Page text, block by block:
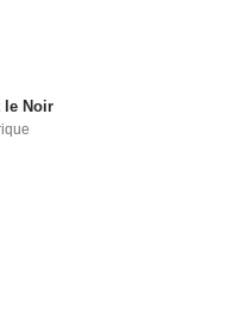
le Noir